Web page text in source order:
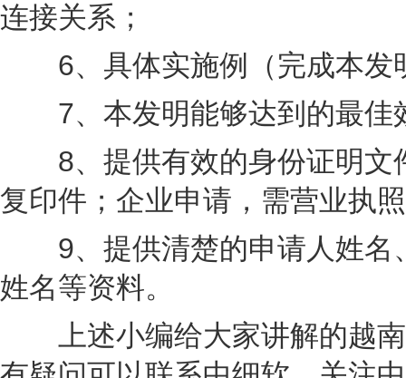
连接关系；
6、具体实施例（完成本发
7、本发明能够达到的最佳
8、提供有效的身份证明文
复印件；企业申请，需营业执
9、提供清楚的申请人姓名
姓名等资料。
上述小编给大家讲解的越南